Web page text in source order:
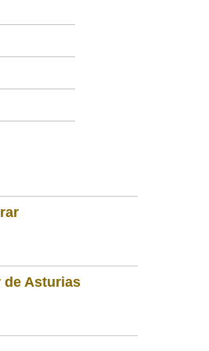
de Asturias